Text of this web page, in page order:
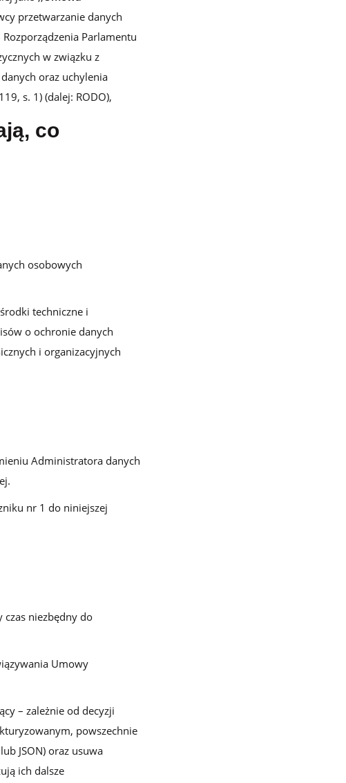
Dla firm usługowych B2C
Program lojalnościowy w telefonie dla gastronomii, beauty,
fitnessu i innych branż usługowych
wskazówkami
przetwarzanie danych
Parlamentu
w związku z
oraz uchylenia
s. 1) (dalej: RODO),
co
osobowych
techniczne i
o ochronie danych
i organizacyjnych
Administratora danych
nr 1 do niniejszej
czas niezbędny do
Umowy
– zależnie od decyzji
powszechnie
JSON) oraz usuwa
ich dalsze